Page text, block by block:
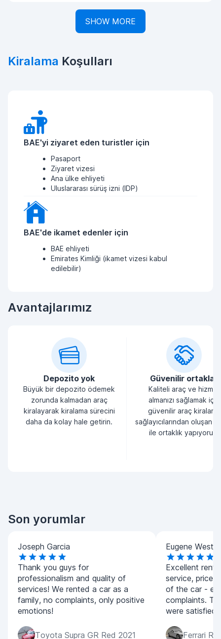
SHOW MORE
Kiralama Koşulları
BAE'yi ziyaret eden turistler için
Pasaport
Ziyaret vizesi
Ana ülke ehliyeti
Uluslararası sürüş izni (IDP)
BAE'de ikamet edenler için
BAE ehliyeti
Emirates Kimliği (ikamet vizesi kabul
edilebilir)
Avantajlarımız
Depozito yok
Büyük bir depozito ödemek
zorunda kalmadan araç
kiralayarak kiralama sürecini
daha da kolay hale getirin.
Güvenilir ortaklar
Kaliteli araç ve hizmet
almanızı sağlamak için
güvenilir araç kiralama
sağlayıcılarından oluşan
ile ortaklık yapıyoruz.
Son yorumlar
Joseph Garcia
Thank you guys for
professionalism and quality of
services! We rented a car as a
family, no complaints, only positive
emotions!
Toyota Supra GR Red 2021
Eugene West
Excellent
service,
of the car -
complaints.
were satisfied.
Ferrari